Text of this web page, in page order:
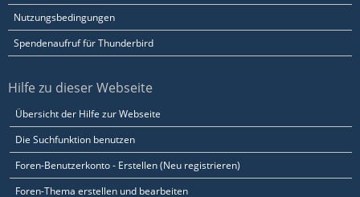
Nutzungsbedingungen
Spendenaufruf für Thunderbird
Hilfe zu dieser Webseite
Übersicht der Hilfe zur Webseite
Die Suchfunktion benutzen
Foren-Benutzerkonto - Erstellen (Neu registrieren)
Foren-Thema erstellen und bearbeiten